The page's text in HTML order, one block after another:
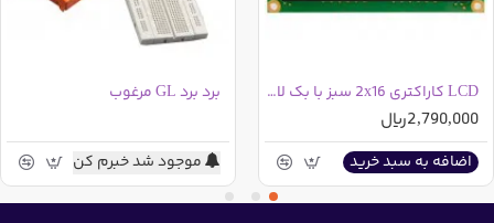
LCD کاراکتری 2x16 سبز با بک لایت
2,790,000ریال
اضافه به سبد خرید
برد برد GL مرغوب
موجود شد خبرم کن